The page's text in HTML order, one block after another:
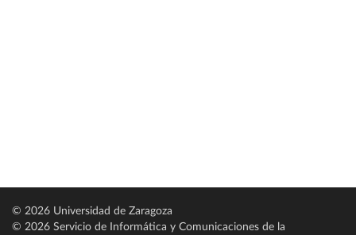
© 2026 Universidad de Zaragoza
© 2026 Servicio de Informática y Comunicaciones de la